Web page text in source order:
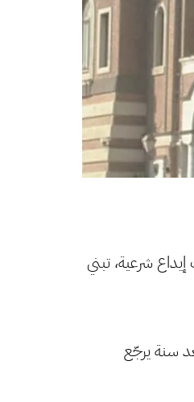
شرعية، تبني
سنة يرجّع